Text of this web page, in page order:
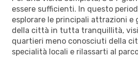
essere sufficienti. In questo
esplorare le principali attrazioni
della città in tutta tranquillità,
quartieri meno conosciuti della
specialità locali e rilassarti al